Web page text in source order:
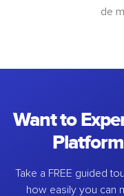
de
Want to
Take a FREE guided
how easily you can